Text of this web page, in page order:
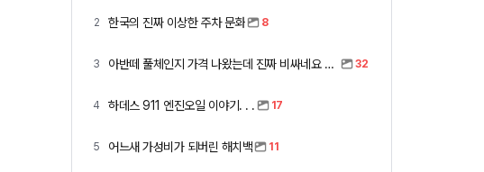
2 한국의 진짜 이상한 주차 문화 8
3 아반떼 풀체인지 가격 나왔는데 진짜 비싸네요 ㅎㅎ 32
4 하데스 911 엔진오일 이야기. . . 17
5 어느새 가성비가 되버린 해치백 11